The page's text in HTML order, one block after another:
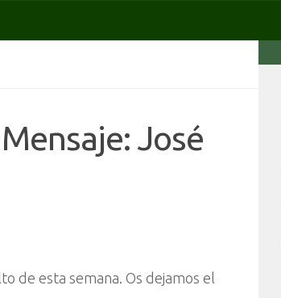
José
de esta semana. Os dejamos el